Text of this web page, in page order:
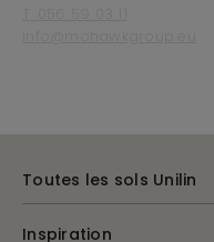
Toutes les sols Unilin
Inspiration